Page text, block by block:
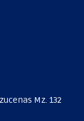
Mz. 132